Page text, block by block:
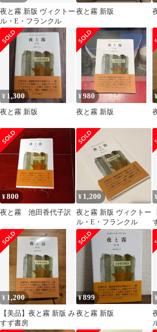
夜と霧 新版 ヴィクトー
ル・E・フランクル
夜と霧 新版
¥ 1,300
夜と霧 新版
¥980
夜と霧 新版
¥800
夜と霧 池田香代子訳
¥ 1,200
夜と霧 新版 ヴィクトー
ル・E・フランクル
¥ 1,200
【美品】夜と霧 新版 み
すず書房
¥899
夜と霧 新版